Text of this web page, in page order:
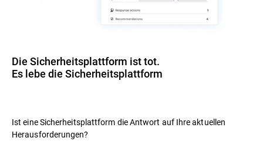
Die Sicherheitsplattform ist tot.
Es lebe die Sicherheitsplattform
Ist eine Sicherheitsplattform die Antwort auf Ihre aktuellen
Herausforderungen?